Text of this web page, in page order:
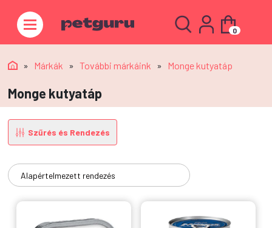
0
» Márkák » További márkáink » Monge kutyatáp
Monge kutyatáp
Szűrés és Rendezés